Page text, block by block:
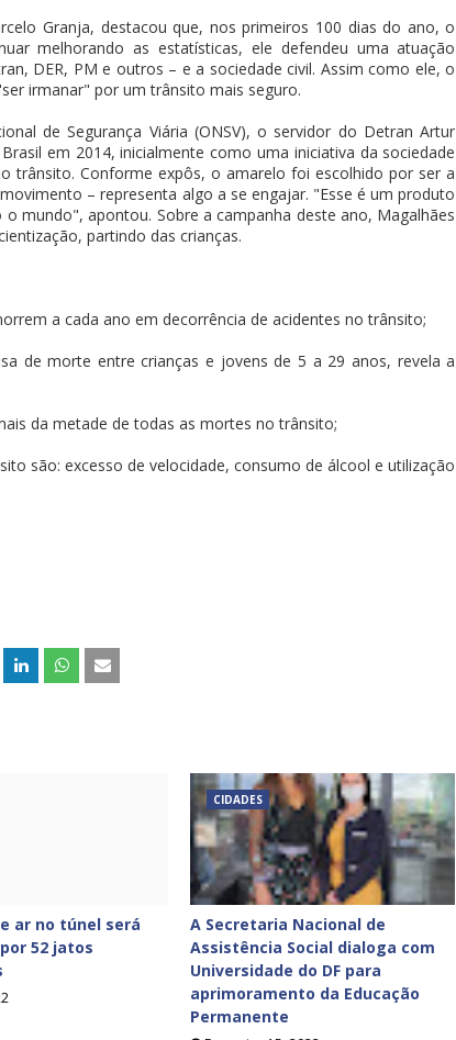
Granja, destacou que, nos primeiros 100 dias do ano, o
melhorando as estatísticas, ele defendeu uma atuação
DER, PM e outros – e a sociedade civil. Assim como ele, o
irmanar" por um trânsito mais seguro.
de Segurança Viária (ONSV), o servidor do Detran Artur
em 2014, inicialmente como uma iniciativa da sociedade
trânsito. Conforme expôs, o amarelo foi escolhido por ser a
– representa algo a se engajar. "Esse é um produto
mundo", apontou. Sobre a campanha deste ano, Magalhães
partindo das crianças.
a cada ano em decorrência de acidentes no trânsito;
de morte entre crianças e jovens de 5 a 29 anos, revela a
da metade de todas as mortes no trânsito;
são: excesso de velocidade, consumo de álcool e utilização
ar no túnel será
52 jatos
CIDADES
A Secretaria Nacional de
Assistência Social dialoga com
Universidade do DF para
aprimoramento da Educação
Permanente